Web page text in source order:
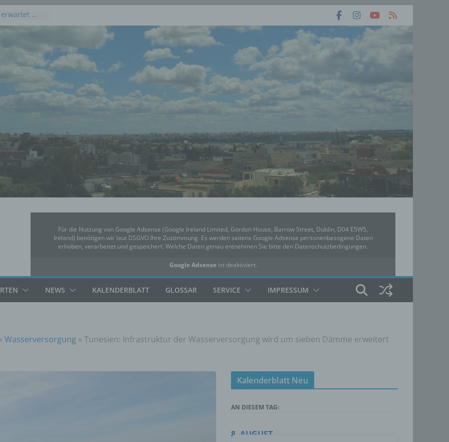
erwartet …
2026
2026
Juli 2026 an
Osten und
für
Juli 2026
Für die Nutzung von Google Adsense (Google Ireland Limited, Gordon House, Barrow Street, Dublin, D04 E5W5,
Ireland) benötigen wir laut DSGVO Ihre Zustimmung. Es werden seitens Google Adsense personenbezogene Daten
erhoben, verarbeitet und gespeichert. Welche Daten genau entnehmen Sie bitte den Datenschutzbedingungen.
Google Adsenseist deaktiviert.
✓ Erlauben Datenschutzbedingungen
NEWS KALENDERBLATT GLOSSAR SERVICE IMPRESSUM
Wasserversorgung » Tunesien: Infrastruktur der Wasserversorgung wird um sieben Dämme erweitert
Kalenderblatt Neu
AN DIESEM TAG:
8. AUGUST